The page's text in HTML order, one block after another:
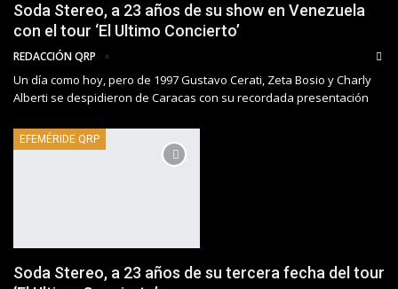
Soda Stereo, a 23 años de su show en Venezuela
con el tour ‘El Ultimo Concierto’
REDACCIÓN QRP
Un día como hoy, pero de 1997 Gustavo Cerati, Zeta Bosio y Charly
Alberti se despidieron de Caracas con su recordada presentación
EFEMÉRIDE QRP
Soda Stereo, a 23 años de su tercera fecha del tour